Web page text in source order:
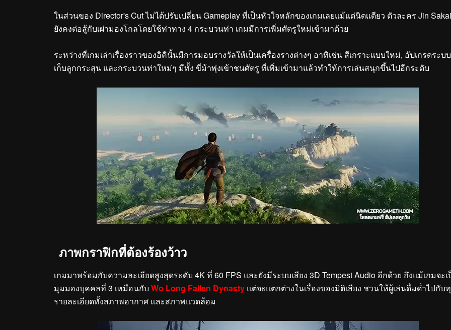
ในส่วนของ Director's Cut ไม่ได้ปรับเปลี่ยน Gameplay ที่เป็นหัวใจหลักของเกมเลยแม้แต่นิดเเดียว ตัวละคร Jin Sakai
ยังคงต่อสู้กับเผ่ามองโกลโดยใช้ท่าทาง 4 กระบวนท่า เกมมีการเพิ่มศัตรูใหม่เข้ามาด้วย
ระหว่างที่เกมเล่าเรื่องราวของอิคินั้นมีการมอบรางวัลให้เป็นเครื่องรางต่างๆ อาทิเช่น สีเกราะแบบใหม่, อัปเกรดระบบ
เก็บลูกกระสุน และกระบวนท่าใหม่ๆ มีทั้ง ขี่ม้าพุ่งเข้าชนศัตรู ที่เพิ่มเข้ามาแล้วทำให้การเล่นสนุกขึ้นไปอีกระดับ
ภาพกราฟิกที่ต้องร้องว้าว
เกมมาพร้อมกับความละเอียดสูงสุดระดับ 4K ที่ 60 FPS และยังมีระบบเสียง 3D Tempest Audio อีกด้วย ถึงแม้เกมจะ
มุมมองบุคคลที่ 3 เหมือนกับ Wo Long Fallen Dynasty แต่จะแตกต่างในเรื่องของมิติเสียง ชวนให้ผู้เล่นดื่มด่ำไปกับ
รายละเอียดทั้งสภาพอากาศ และสภาพแวดล้อม